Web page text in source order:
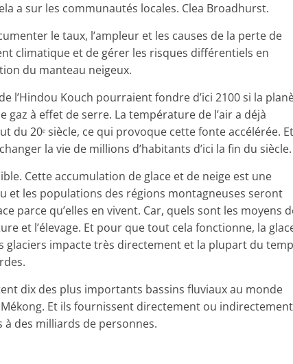
a sur les communautés locales. Clea Broadhurst.
le taux, l’ampleur et les causes de la perte de
climatique et de gérer les risques différentiels en
du manteau neigeux.
l’Hindou Kouch pourraient fondre d’ici 2100 si la
à effet de serre. La température de l’air a déjà
du 20ᵉ siècle, ce qui provoque cette fonte accélérée. Et
la vie de millions d’habitants d’ici la fin du siècle.
Cette accumulation de glace et de neige est une
et les populations des régions montagneuses seront
parce qu’elles en vivent. Car, quels sont les moyens
et l’élevage. Et pour que tout cela fonctionne, la
glaciers impacte très directement et la plupart du
dix des plus importants bassins fluviaux au monde
Et ils fournissent directement ou indirectement
à des milliards de personnes.